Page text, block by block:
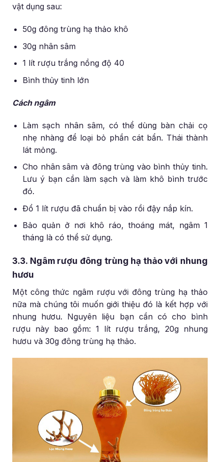
vật dụng sau:
50g đông trùng hạ thảo khô
30g nhân sâm
1 lít rượu trắng nồng độ 40
Bình thủy tinh lớn
Cách ngâm
Làm sạch nhân sâm, có thể dùng bàn chải cọ
nhẹ nhàng để loại bỏ phần cát bẩn. Thái thành
lát mỏng.
Cho nhân sâm và đông trùng vào bình thủy tinh.
Lưu ý bạn cần làm sạch và làm khô bình trước
đó.
Đổ 1 lít rượu đã chuẩn bị vào rồi đậy nắp kín.
Bảo quản ở nơi khô ráo, thoáng mát, ngâm 1
tháng là có thể sử dụng.
3.3. Ngâm rượu đông trùng hạ thảo với nhung
hươu
Một công thức ngâm rượu với đông trùng hạ thảo
nữa mà chúng tôi muốn giới thiệu đó là kết hợp với
nhung hươu. Nguyên liệu bạn cần có cho bình
rượu này bao gồm: 1 lít rượu trắng, 20g nhung
hươu và 30g đông trùng hạ thảo.